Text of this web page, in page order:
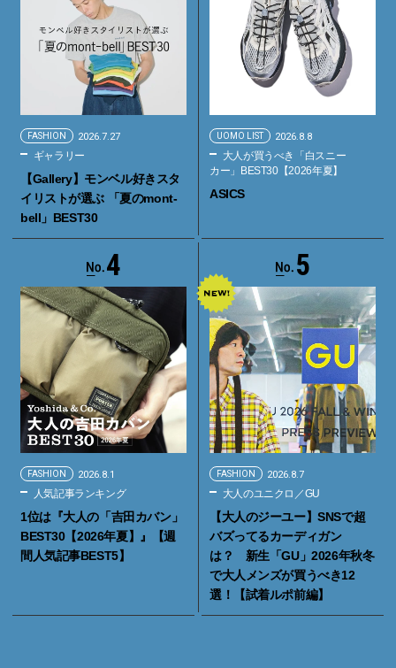
FASHION 2026.7.27
ギャラリー
【Gallery】モンベル好きスタ
イリストが選ぶ 「夏のmont-
bell」BEST30
UOMO LIST 2026.8.8
大人が買うべき「白スニー
カー」BEST30【2026年夏】
ASICS
4
FASHION 2026.8.1
人気記事ランキング
1位は『大人の「吉田カバン」
BEST30【2026年夏】』【週
間人気記事BEST5】
5
FASHION 2026.8.7
大人のユニクロ／GU
【大人のジーユー】SNSで超
バズってるカーディガン
は？ 新生「GU」2026年秋冬
で大人メンズが買うべき12
選！【試着ルポ前編】